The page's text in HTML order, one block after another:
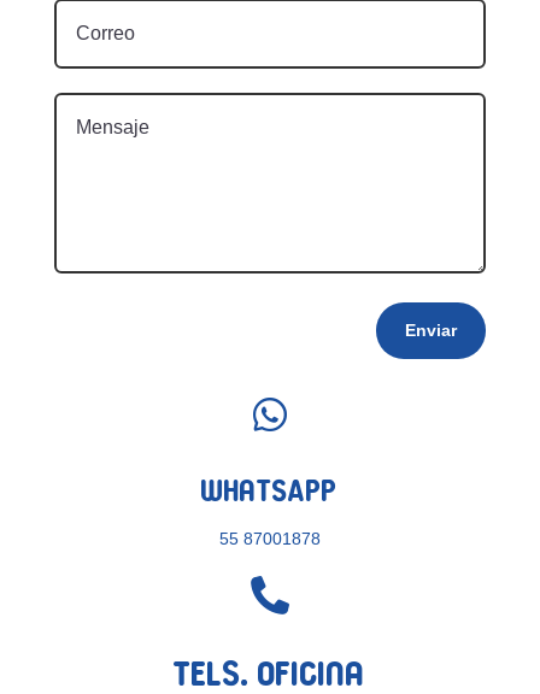
Enviar

WhatsApp
55 87001878

Tels. Oficina